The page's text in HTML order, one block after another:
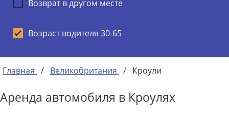
Возврат в другом месте
Возраст водителя 30-65
Главная / Великобритания / Кроули
Аренда автомобиля в Кроулях